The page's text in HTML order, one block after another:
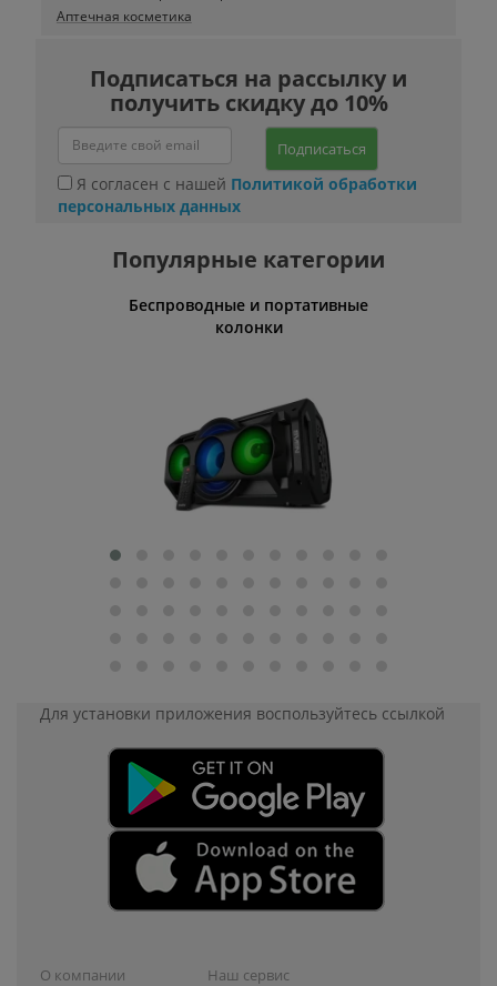
Аптечная косметика
Подписаться на рассылку и
получить скидку до 10%
Подписаться
Я согласен с нашей Политикой обработки
персональных данных
Популярные категории
Беспроводные и портативные
колонки
Для установки приложения воспользуйтесь ссылкой
О компании
Наш сервис